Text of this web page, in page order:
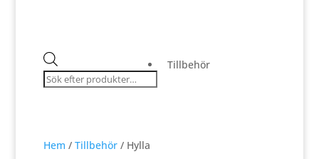
search
Tillbehör
Hem / Tillbehör/ Hylla